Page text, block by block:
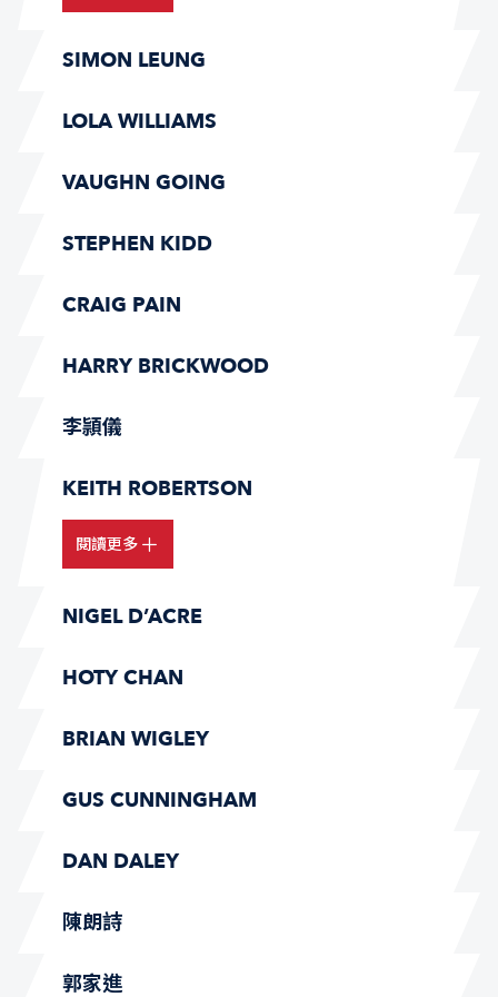
SIMON LEUNG
LOLA WILLIAMS
VAUGHN GOING
STEPHEN KIDD
CRAIG PAIN
HARRY BRICKWOOD
李頴儀
KEITH ROBERTSON
閱讀更多
NIGEL D’ACRE
HOTY CHAN
BRIAN WIGLEY
GUS CUNNINGHAM
DAN DALEY
陳朗詩
郭家進